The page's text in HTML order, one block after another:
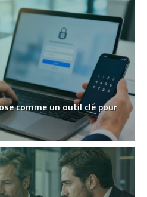
comme un outil clé pour